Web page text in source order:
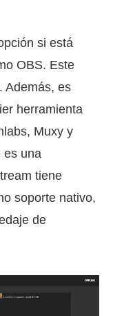
si está
OBS. Este
Además, es
herramienta
Muxy y
es una
tiene
soporte nativo,
de